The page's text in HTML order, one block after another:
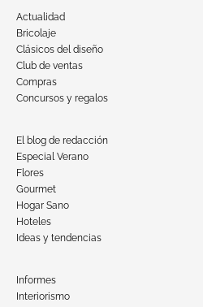
Actualidad
Bricolaje
Clásicos del diseño
Club de ventas
Compras
Concursos y regalos
El blog de redacción
Especial Verano
Flores
Gourmet
Hogar Sano
Hoteles
Ideas y tendencias
Informes
Interiorismo